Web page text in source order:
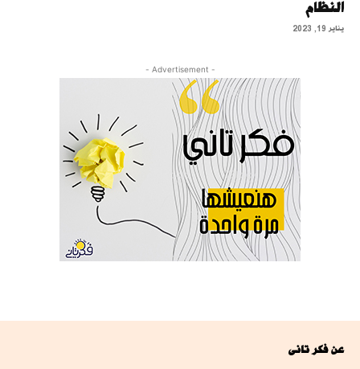
النظام
يناير 19, 2023
- Advertisement -
عن فكر تانى